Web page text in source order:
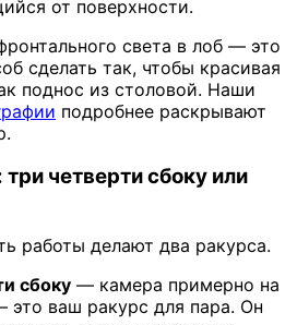
от поверхности.
света в лоб — это
сделать так, чтобы красивая
поднос из столовой. Наши
подробнее раскрывают
четверти сбоку или
работы делают два ракурса.
сбоку — камера примерно на
это ваш ракурс для пара. Он